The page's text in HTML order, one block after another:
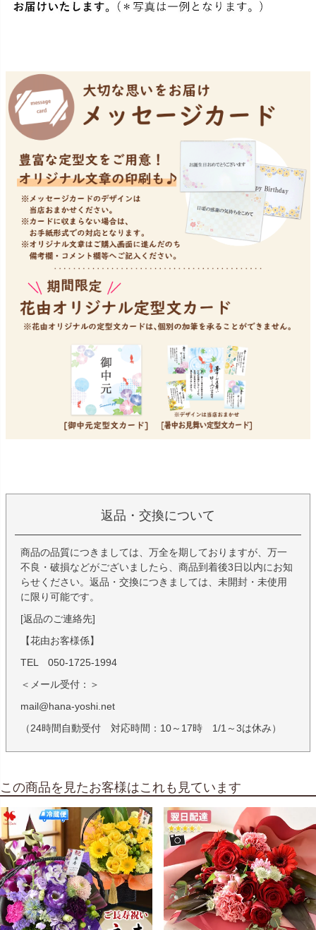
返品・交換について
商品の品質につきましては、万全を期しておりますが、万一
不良・破損などがございましたら、商品到着後3日以内にお知
らせください。返品・交換につきましては、未開封・未使用
に限り可能です。
[返品のご連絡先]
【花由お客様係】
TEL 050-1725-1994
＜メール受付：＞
mail@hana-yoshi.net
（24時間自動受付 対応時間：10～17時 1/1～3は休み）
この商品を見たお客様はこれも見ています